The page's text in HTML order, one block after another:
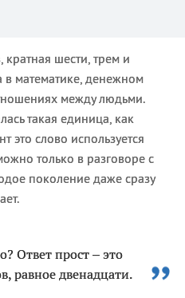
кратная шести, трем и
математике, денежном
между людьми.
такая единица, как
слово используется
только в разговоре с
поколение даже сразу
Ответ прост – это
равное двенадцати.